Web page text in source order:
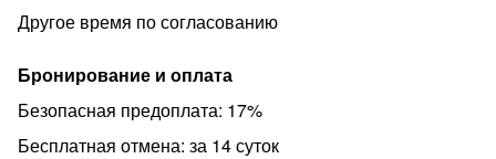
Другое время по согласованию
Бронирование и оплата
Безопасная предоплата: 17%
Бесплатная отмена: за 14 суток